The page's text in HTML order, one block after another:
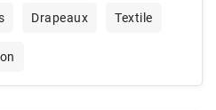
Drapeaux Textile